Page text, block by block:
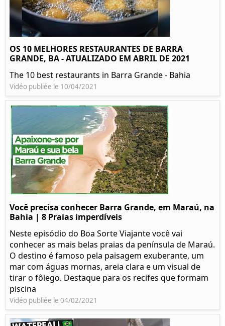
OS 10 MELHORES RESTAURANTES DE BARRA
GRANDE, BA - ATUALIZADO EM ABRIL DE 2021
The 10 best restaurants in Barra Grande - Bahia
Vidéo publiée le 10/04/2021
Você precisa conhecer Barra Grande, em Maraú, na
Bahia | 8 Praias imperdíveis
Neste episódio do Boa Sorte Viajante você vai
conhecer as mais belas praias da península de Maraú.
O destino é famoso pela paisagem exuberante, um
mar com águas mornas, areia clara e um visual de
tirar o fôlego. Destaque para os recifes que formam
piscina
Vidéo publiée le 04/02/2021